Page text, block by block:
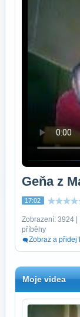
Geňa z
17:02
Zobrazení: 3924
příběhy
Zobraz a přidej
Moje videa